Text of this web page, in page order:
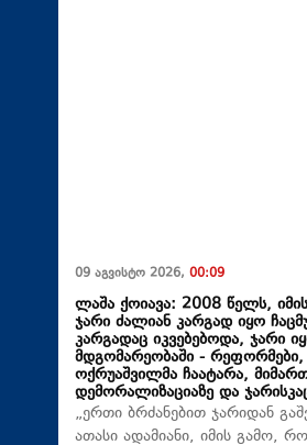
09 აგვისტო 2026, 00:09
ლაშა ქოიავა: 2008 წელს,
ჯარი ძალიან კარგად იყო
კარგადაც იკვებებოდა, ჯარი
მდგომარეობაში -
ოქრუაშვილმა ჩაატარა,
დემორალიზაციაზე და
„ერთი ბრძანებით ჯარიდან
ათასი ადამიანი, იმის გამო,